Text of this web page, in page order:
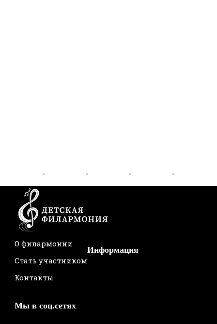
Информация
О филармонии
Стать участником
Контакты
Мы в соц.сетях